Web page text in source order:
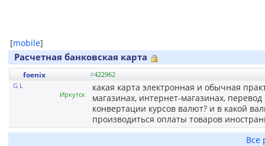
[mobile]
Расчетная банковская карта
foenix #422962
G L
Иркутск
какая карта электронная и обычная
магазинах, интернет-магазинах,
конвертации курсов валют? и в какой
производиться оплаты товаров
Все